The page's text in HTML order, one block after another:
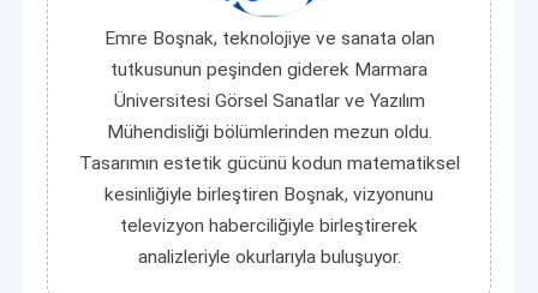
Emre Boşnak, teknolojiye ve sanata olan
tutkusunun peşinden giderek Marmara
Üniversitesi Görsel Sanatlar ve Yazılım
Mühendisliği bölümlerinden mezun oldu.
Tasarımın estetik gücünü kodun matematiksel
kesinliğiyle birleştiren Boşnak, vizyonunu
televizyon haberciliğiyle birleştirerek
analizleriyle okurlarıyla buluşuyor.